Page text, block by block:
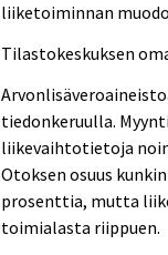
liiketoiminnan
Tilastokeskuksen
tiedonkeruulla.
liikevaihtotietoja
Otoksen osuus
prosenttia, mutta
toimialasta riippuen.